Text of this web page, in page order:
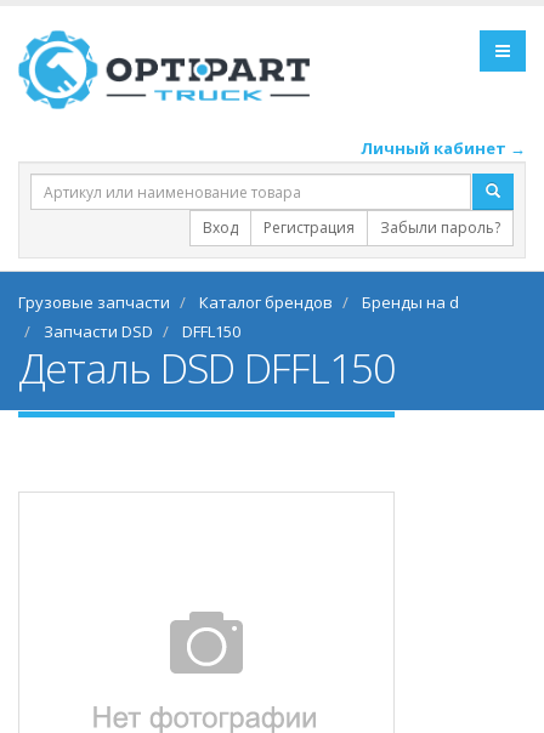
Личный кабинет →
Вход Регистрация Забыли пароль?
Грузовые запчасти Каталог брендов
Бренды на d
Запчасти DSD
DFFL150
Деталь DSD DFFL150